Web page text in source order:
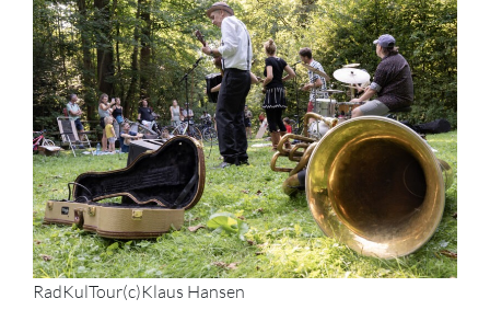
RadKulTour(c)Klaus Hansen